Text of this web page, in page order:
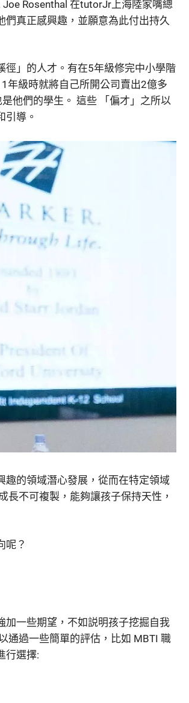
Rosenthal 在tutorJr上海陸家嘴總
真正感興趣，並願意為此付出持久
徑」的人才。有在5年級修完中小學階
年級時就將自己所開公司賣出2億多
他們的學生。 這些 「偏才」之所以
引導。
趣的領域潛心發展，從而在特定領域
不可複製，能夠讓孩子保持天性，
呢？
加一些期望，不如説明孩子挖掘自我
通過一些簡單的評估，比如 MBTI 職
行選擇: